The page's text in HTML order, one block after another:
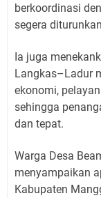
berkoordinasi
segera
Ia juga
Langkas–Ladur
ekonomi,
sehingga
dan tepat.
Warga Desa
menyampaikan
Kabupaten